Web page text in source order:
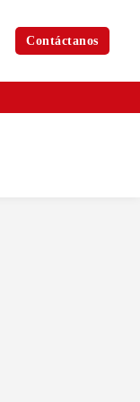
Contáctanos